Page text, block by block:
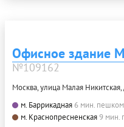
Офисное здание
№109162
Москва, улица Малая
м. Баррикадная 6 мин. пешком
м. Краснопресненская9 мин.